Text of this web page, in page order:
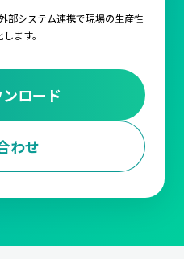
部システム連携で現場の生産性
ます。
ロード
わせ